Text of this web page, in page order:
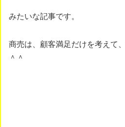
みたいな記事です。
商売は、顧客満足だけを考えて
＾＾